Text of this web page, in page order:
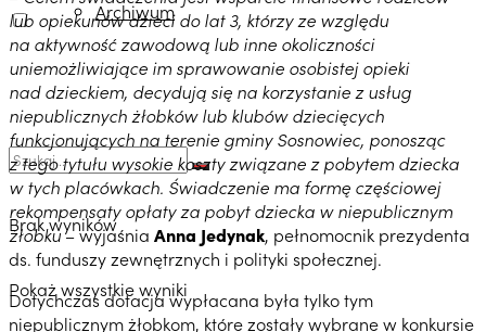
Archiwum
Brak wyników
Pokaż wszystkie wyniki
lub opiekunów dzieci do lat 3, którzy ze względu
na aktywność zawodową lub inne okoliczności
uniemożliwiające im sprawowanie osobistej opieki
nad dzieckiem, decydują się na korzystanie z usług
niepublicznych żłobków lub klubów dziecięcych
funkcjonujących na terenie gminy Sosnowiec, ponosząc
z tego tytułu wysokie koszty związane z pobytem dziecka
w tych placówkach. Świadczenie ma formę częściowej
rekompensaty opłaty za pobyt dziecka w niepublicznym
żłobku– wyjaśnia Anna Jedynak, pełnomocnik prezydenta
ds. funduszy zewnętrznych i polityki społecznej.
Dotychczas dotacja wypłacana była tylko tym
niepublicznym żłobkom, które zostały wybrane w konkursie